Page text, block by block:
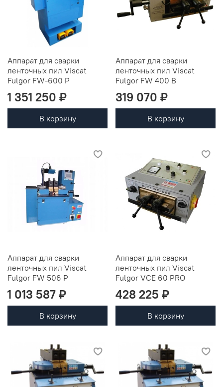
Аппарат для сварки
ленточных пил Viscat
Fulgor FW-600 P
1 351 250 ₽
В корзину
Аппарат для сварки
ленточных пил Viscat
Fulgor FW 400 B
319 070 ₽
В корзину
Аппарат для сварки
ленточных пил Viscat
Fulgor FW 506 P
1 013 587 ₽
В корзину
Аппарат для сварки
ленточных пил Viscat
Fulgor VCE 60 PRO
428 225 ₽
В корзину